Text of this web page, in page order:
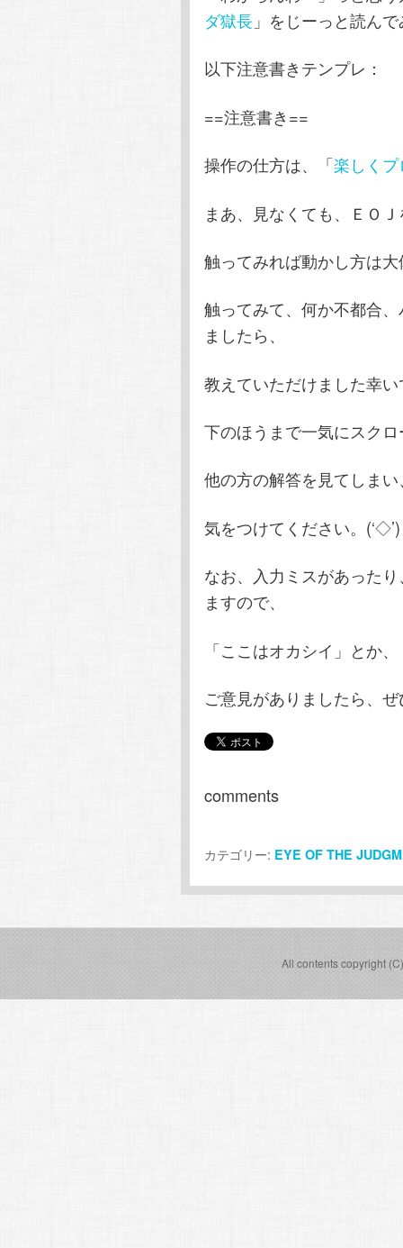
ダ獄長」をじーっと読ん
以下注意書きテンプレ：
==注意書き==
操作の仕方は、「楽しく
まあ、見なくても、ＥＯ
触ってみれば動かし方は
触ってみて、何か不都合
ましたら、
教えていただけました幸
下のほうまで一気にスク
他の方の解答を見てしま
気をつけてください。
なお、入力ミスがあった
ますので、
「ここはオカシイ」とか、
ご意見がありましたら、
comments
カテゴリー: EYE OF THE
All contents copyright